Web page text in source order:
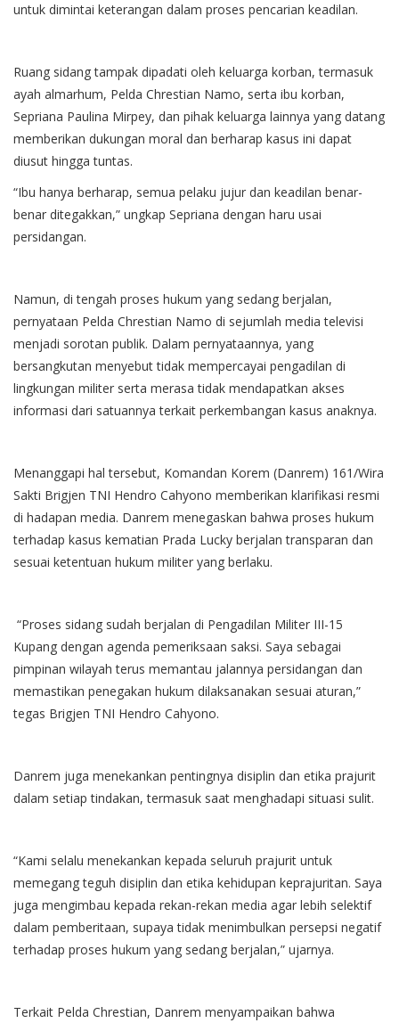
untuk dimintai keterangan dalam proses pencarian keadilan.
Ruang sidang tampak dipadati oleh keluarga korban, termasuk
ayah almarhum, Pelda Chrestian Namo, serta ibu korban,
Sepriana Paulina Mirpey, dan pihak keluarga lainnya yang datang
memberikan dukungan moral dan berharap kasus ini dapat
diusut hingga tuntas.
“Ibu hanya berharap, semua pelaku jujur dan keadilan benar-
benar ditegakkan,” ungkap Sepriana dengan haru usai
persidangan.
Namun, di tengah proses hukum yang sedang berjalan,
pernyataan Pelda Chrestian Namo di sejumlah media televisi
menjadi sorotan publik. Dalam pernyataannya, yang
bersangkutan menyebut tidak mempercayai pengadilan di
lingkungan militer serta merasa tidak mendapatkan akses
informasi dari satuannya terkait perkembangan kasus anaknya.
Menanggapi hal tersebut, Komandan Korem (Danrem) 161/Wira
Sakti Brigjen TNI Hendro Cahyono memberikan klarifikasi resmi
di hadapan media. Danrem menegaskan bahwa proses hukum
terhadap kasus kematian Prada Lucky berjalan transparan dan
sesuai ketentuan hukum militer yang berlaku.
“Proses sidang sudah berjalan di Pengadilan Militer III-15
Kupang dengan agenda pemeriksaan saksi. Saya sebagai
pimpinan wilayah terus memantau jalannya persidangan dan
memastikan penegakan hukum dilaksanakan sesuai aturan,”
tegas Brigjen TNI Hendro Cahyono.
Danrem juga menekankan pentingnya disiplin dan etika prajurit
dalam setiap tindakan, termasuk saat menghadapi situasi sulit.
“Kami selalu menekankan kepada seluruh prajurit untuk
memegang teguh disiplin dan etika kehidupan keprajuritan. Saya
juga mengimbau kepada rekan-rekan media agar lebih selektif
dalam pemberitaan, supaya tidak menimbulkan persepsi negatif
terhadap proses hukum yang sedang berjalan,” ujarnya.
Terkait Pelda Chrestian, Danrem menyampaikan bahwa